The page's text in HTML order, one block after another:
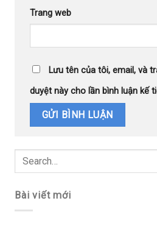
Trang web
Lưu tên của tôi, email, và
duyệt này cho lần bình luận kế
Bài viết mới